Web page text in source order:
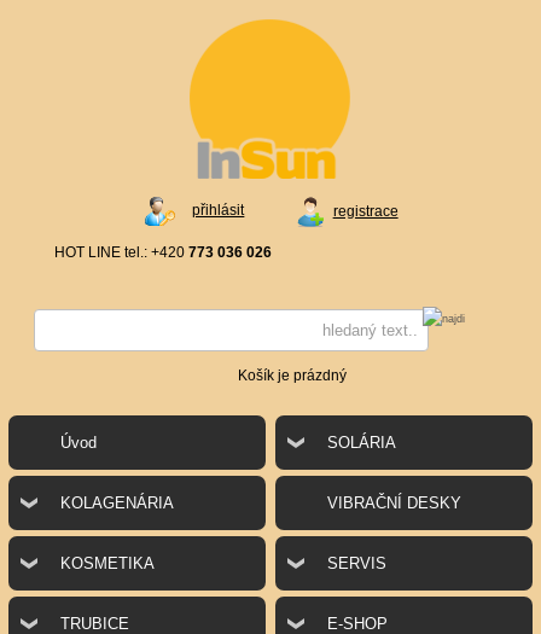
registrace
přihlásit
HOT LINE tel.: +420 773 036 026
Košík je prázdný
Úvod SOLÁRIA
KOLAGENÁRIA VIBRAČNÍ DESKY
KOSMETIKA SERVIS
TRUBICE E-SHOP